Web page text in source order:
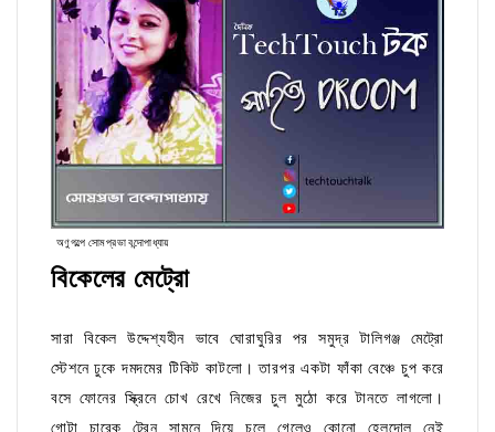
অণুগল্পে সোমপ্রভা বন্দোপাধ্যায়
বিকেলের মেট্রো
সারা বিকেল উদ্দেশ্যহীন ভাবে ঘোরাঘুরির পর সমুদ্র টালিগঞ্জ মেট্রো
স্টেশনে ঢুকে দমদমের টিকিট কাটলো। তারপর একটা ফাঁকা বেঞ্চে চুপ করে
বসে ফোনের স্ক্রিনে চোখ রেখে নিজের চুল মুঠো করে টানতে লাগলো।
গোটা চারেক ট্রেন সামনে দিয়ে চলে গেলেও কোনো হেলদোল নেই